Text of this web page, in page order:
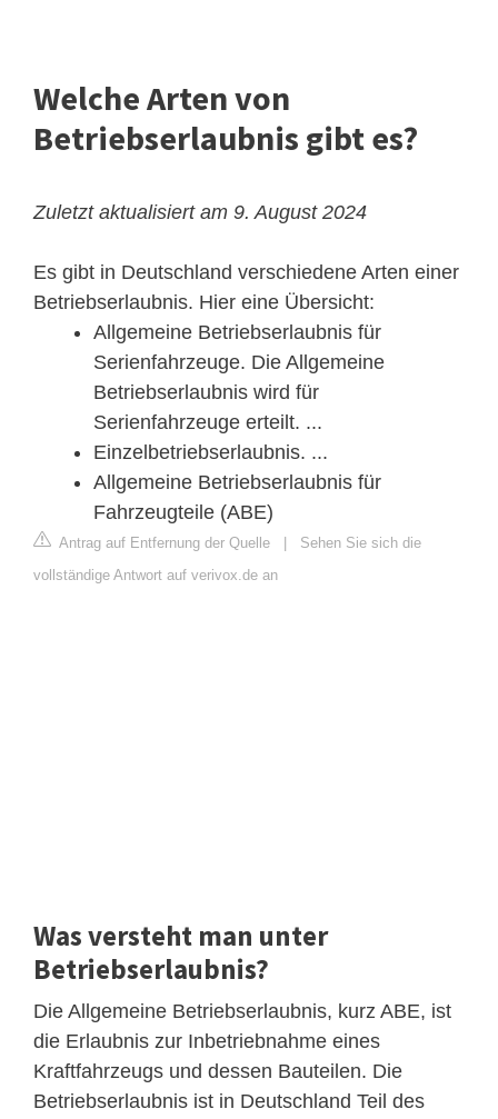
Welche Arten von
Betriebserlaubnis gibt es?
Zuletzt aktualisiert am 9. August 2024
Es gibt in Deutschland verschiedene Arten einer
Betriebserlaubnis. Hier eine Übersicht:
Allgemeine Betriebserlaubnis für
Serienfahrzeuge. Die Allgemeine
Betriebserlaubnis wird für
Serienfahrzeuge erteilt. ...
Einzelbetriebserlaubnis. ...
Allgemeine Betriebserlaubnis für
Fahrzeugteile (ABE)
Antrag auf Entfernung der Quelle
Sehen Sie sich die
vollständige Antwort auf verivox.de an
Was versteht man unter
Betriebserlaubnis?
Die Allgemeine Betriebserlaubnis, kurz ABE, ist
die Erlaubnis zur Inbetriebnahme eines
Kraftfahrzeugs und dessen Bauteilen. Die
Betriebserlaubnis ist in Deutschland Teil des